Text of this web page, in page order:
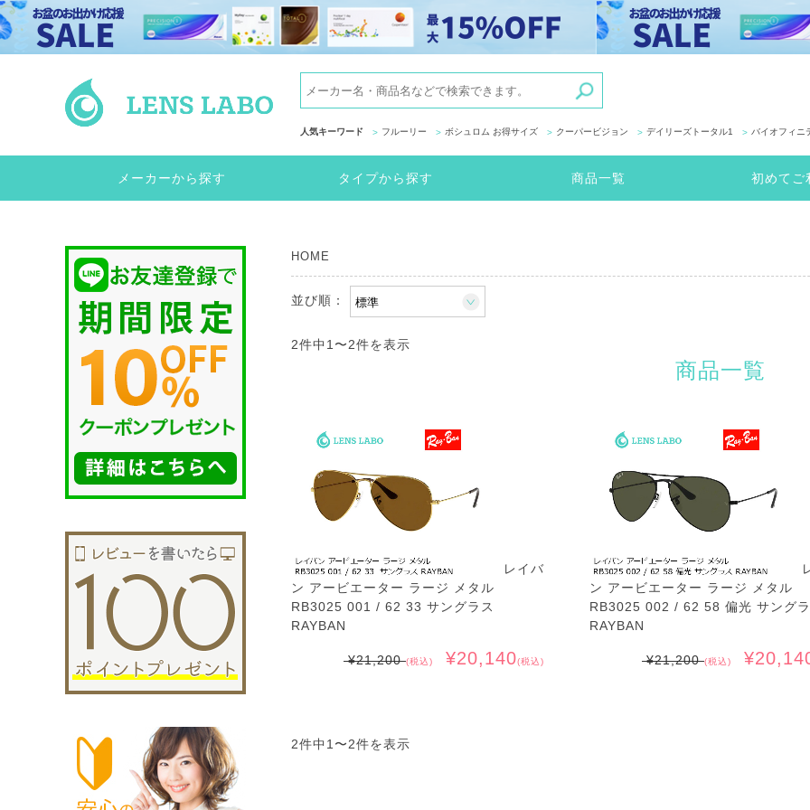
人気キーワード フルーリー ボシュロム お得サイズ クーパービジョン デイリーズトータル1 バイオフィニ
メーカーから探す タイプから探す 商品一覧 初めてご
HOME
並び順：
2件中 1 〜2件を表示
商品一覧
レイバ
ン アービエーター ラージ メタル
RB3025 001 / 62 33 サングラス
RAYBAN
¥21,200(税込) ¥20,140(税込)
ン アービエーター ラージ メタル
RB3025 002 / 62 58 偏光 サング
RAYBAN
¥21,200(税込)
2件中 1 〜2件を表示